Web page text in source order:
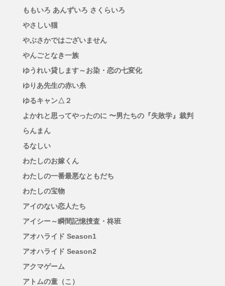
ももいろ あんずいろ さくらいろ
やさしい猫
やぶさかではございません
やんごとなき一族
ゆうれい貸します～お染・恋の七変化
ゆりあ先生の赤い糸
ゆるキャン△２
よかれと思ってやったのに 〜男たちの『失敗学』裁判
らんまん
るなしい
わたしのお嫁くん
わたしの一番最悪なともだち
わたしの宝物
アイのない恋人たち
アイシー～瞬間記憶捜査・柊班
アオハライド Season1
アオハライド Season2
アクマゲーム
アトムの童（こ）